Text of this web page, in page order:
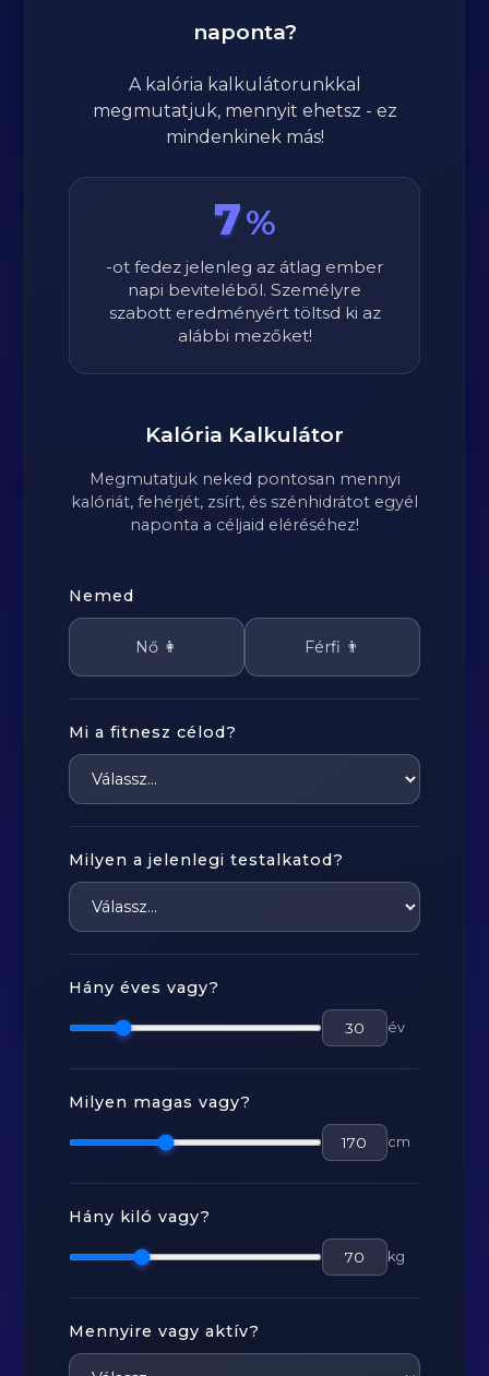
naponta?
A kalória kalkulátorunkkal
megmutatjuk, mennyit ehetsz - ez
mindenkinek más!
7%
-ot fedez jelenleg az átlag ember
napi beviteléből. Személyre
szabott eredményért töltsd ki az
alábbi mezőket!
Kalória Kalkulátor
Megmutatjuk neked pontosan mennyi
kalóriát, fehérjét, zsírt, és szénhidrátot egyél
naponta a céljaid eléréséhez!
Nemed
Nő 👩 Férfi 👨
Mi a fitnesz célod?
Milyen a jelenlegi testalkatod?
Hány éves vagy?
év
Milyen magas vagy?
cm
Hány kiló vagy?
kg
Mennyire vagy aktív?